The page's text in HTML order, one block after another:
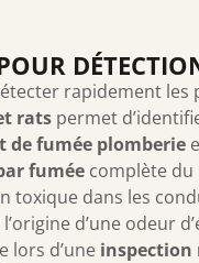
rapidement les
rats permet
de fumée plomberie
fumée complète
toxique dans les
d’une odeur
lors d’une inspection